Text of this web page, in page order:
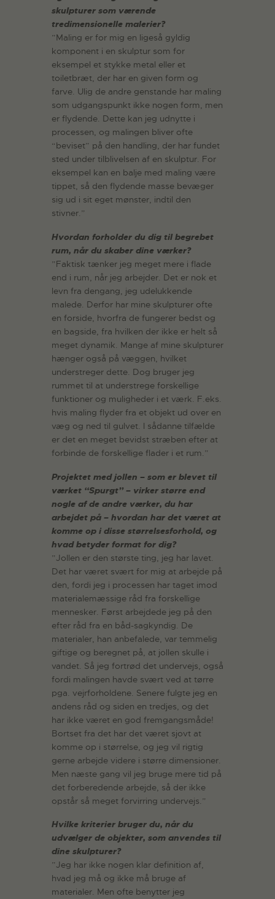
skulpturer som værende
tredimensionelle malerier?
”Maling er for mig en ligeså gyldig
komponent i en skulptur som for
eksempel et stykke metal eller et
toiletbræt, der har en given form og
farve. Ulig de andre genstande har maling
som udgangspunkt ikke nogen form, men
er flydende. Dette kan jeg udnytte i
processen, og malingen bliver ofte
“beviset” på den handling, der har fundet
sted under tilblivelsen af en skulptur. For
eksempel kan en balje med maling være
tippet, så den flydende masse bevæger
sig ud i sit eget mønster, indtil den
stivner.”
Hvordan forholder du dig til begrebet
rum, når du skaber dine værker?
”Faktisk tænker jeg meget mere i flade
end i rum, når jeg arbejder. Det er nok et
levn fra dengang, jeg udelukkende
malede. Derfor har mine skulpturer ofte
en forside, hvorfra de fungerer bedst og
en bagside, fra hvilken der ikke er helt så
meget dynamik. Mange af mine skulpturer
hænger også på væggen, hvilket
understreger dette. Dog bruger jeg
rummet til at understrege forskellige
funktioner og muligheder i et værk. F.eks.
hvis maling flyder fra et objekt ud over en
væg og ned til gulvet. I sådanne tilfælde
er det en meget bevidst stræben efter at
forbinde de forskellige flader i et rum.”
Projektet med jollen – som er blevet til
værket “Spurgt” – virker større end
nogle af de andre værker, du har
arbejdet på – hvordan har det været at
komme op i disse størrelsesforhold, og
hvad betyder format for dig?
”Jollen er den største ting, jeg har lavet.
Det har været svært for mig at arbejde på
den, fordi jeg i processen har taget imod
materialemæssige råd fra forskellige
mennesker. Først arbejdede jeg på den
efter råd fra en båd-sagkyndig. De
materialer, han anbefalede, var temmelig
giftige og beregnet på, at jollen skulle i
vandet. Så jeg fortrød det undervejs, også
fordi malingen havde svært ved at tørre
pga. vejrforholdene. Senere fulgte jeg en
andens råd og siden en tredjes, og det
har ikke været en god fremgangsmåde!
Bortset fra det har det været sjovt at
komme op i størrelse, og jeg vil rigtig
gerne arbejde videre i større dimensioner.
Men næste gang vil jeg bruge mere tid på
det forberedende arbejde, så der ikke
opstår så meget forvirring undervejs.”
Hvilke kriterier bruger du, når du
udvælger de objekter, som anvendes til
dine skulpturer?
”Jeg har ikke nogen klar definition af,
hvad jeg må og ikke må bruge af
materialer. Men ofte benytter jeg